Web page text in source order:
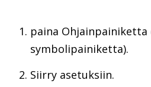
paina Ohjainpainiketta
symbolipainiketta).
Siirry asetuksiin.